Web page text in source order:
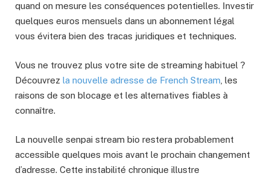
quand on mesure les conséquences potentielles. Investir
quelques euros mensuels dans un abonnement légal
vous évitera bien des tracas juridiques et techniques.
Vous ne trouvez plus votre site de streaming habituel ?
Découvrez la nouvelle adresse de French Stream , les
raisons de son blocage et les alternatives fiables à
connaître.
La nouvelle senpai stream bio restera probablement
accessible quelques mois avant le prochain changement
d’adresse. Cette instabilité chronique illustre